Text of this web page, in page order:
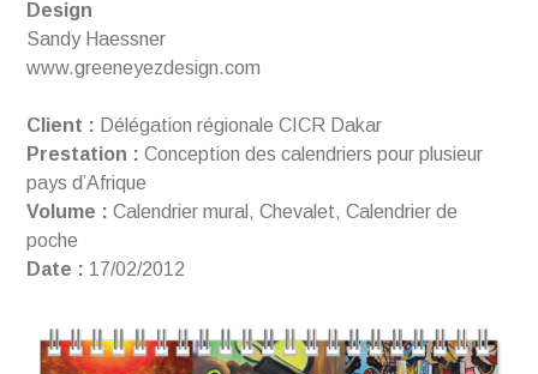
Design
Sandy Haessner
www.greeneyezdesign.com
Client : Délégation régionale CICR Dakar
Prestation : Conception des calendriers pour plusieur
pays d’Afrique
Volume : Calendrier mural, Chevalet, Calendrier de
poche
Date : 17/02/2012